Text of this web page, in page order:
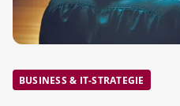
BUSINESS & IT-STRATEGIE